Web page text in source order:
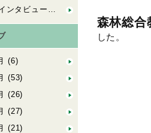
歳から100歳までの居場所を創る
(6)
(53)
(26)
(27)
(21)
森林総合
した。